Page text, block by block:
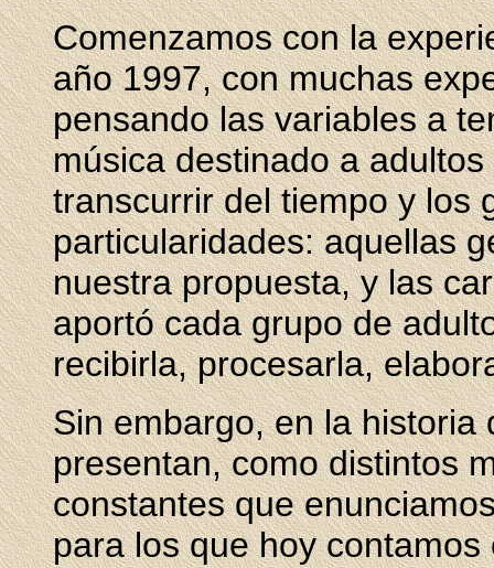
Comenzamos con la
año 1997, con muchas
pensando las variables a
música destinado a
transcurrir del tiempo y los
particularidades: aquellas
nuestra propuesta, y las
aportó cada grupo de
recibirla, procesarla,
Sin embargo, en la historia
presentan, como distintos
constantes que
para los que hoy